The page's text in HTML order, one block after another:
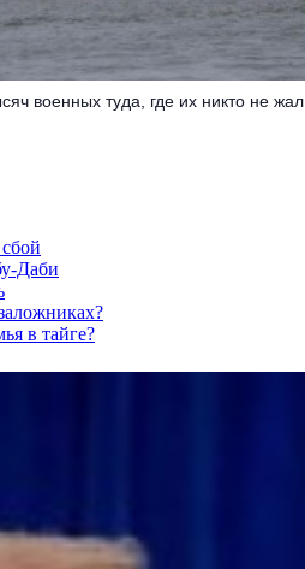
военных туда, где их никто не жал
Даби
в тайге?